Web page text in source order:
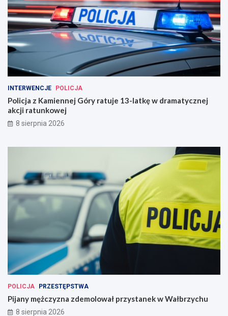
INTERWENCJE POLICJA
Policja z Kamiennej Góry ratuje 13-latkę w dramatycznej
akcji ratunkowej
8 sierpnia 2026
POLICJA PRZESTĘPSTWA
Pijany mężczyzna zdemolował przystanek w Wałbrzychu
8 sierpnia 2026